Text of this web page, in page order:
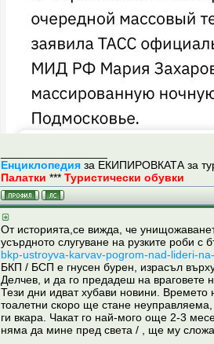
Енциклопедия за ЕКИПИРОВКАТА за
Палатки *** Туристически обувки
От историята,се вижда, че
усърдното слугуване на рузките роби
bkp-ustroyva-karvav-pogrom-nad-lideri-
БКП / БСП е гнусен бурен, израсъл
Делчев, и да го предадеш на враговете
Тези дни идват хубави новини. Времето
тоалетни скоро ще стане неуправляема,
ги вкара. Чакат го най-мого още 2-3
няма да мине пред света / , ще му